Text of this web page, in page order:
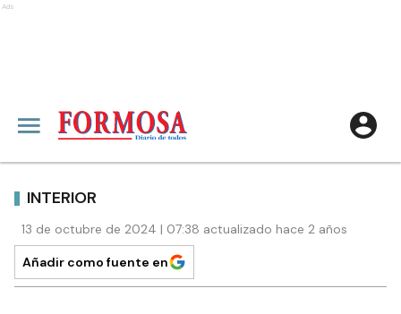
Ads
INTERIOR
13 de octubre de 2024 | 07:38 actualizado hace 2 años
Añadir como fuente en